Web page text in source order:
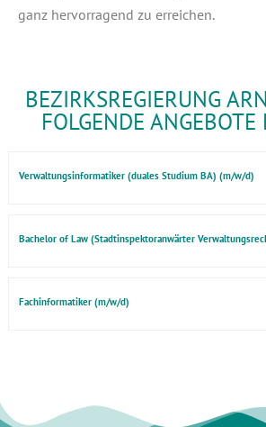
ganz her­vor­ra­gend zu erreichen.
BEZIRKSREGIERUNG
FOLGENDE
Verwaltungsinformatiker (duales Studium BA) (m/w/d)
Bachelor of Law (Stadtinspektoranwärter
Fachinformatiker (m/w/d)